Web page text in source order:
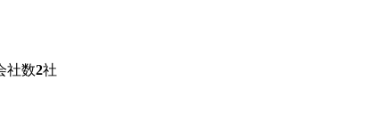
社数2社